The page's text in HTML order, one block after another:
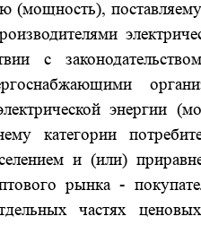
(мощность),
с
энергии
категории
и (или)
рынка -
частях